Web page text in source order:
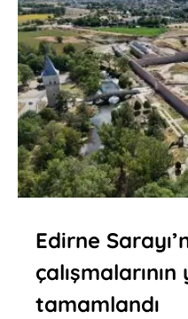
Edirne
çalışmalarının
tamamlandı